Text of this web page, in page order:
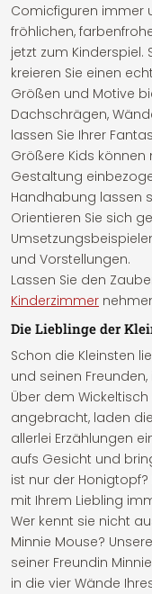
Comicfiguren immer
fröhlichen,
jetzt zum Kinderspiel.
kreieren Sie einen
Größen und Motive
Dachschrägen,
lassen Sie Ihrer
Größere Kids
Gestaltung
Handhabung lassen
Orientieren Sie sich
und Vorstellungen.
Lassen Sie den
Kinderzimmer
Die Lieblinge der
Schon die Kleinsten
und seinen
Über dem
angebracht, laden
allerlei Erzählungen
aufs Gesicht und
ist nur der
mit Ihrem Liebling
Wer kennt sie nicht
Minnie Mouse?
seiner Freundin
in die vier Wände